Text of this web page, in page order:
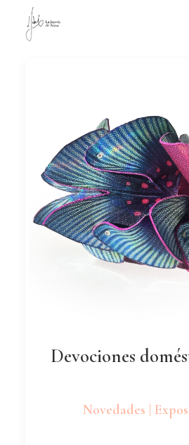
APUNTES
QUIÉN SOY
Devociones
Novedades |